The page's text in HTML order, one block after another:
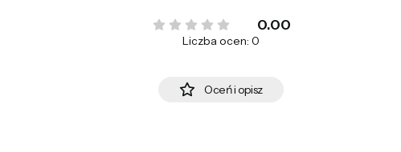
0.00
Liczba ocen: 0
Oceń i opisz